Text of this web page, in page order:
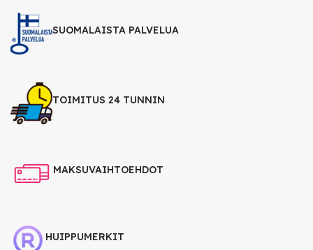
SUOMALAISTA PALVELUA
TOIMITUS 24 TUNNIN
MAKSUVAIHTOEHDOT
HUIPPUMERKIT